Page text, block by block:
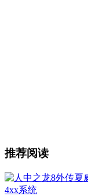
推荐阅读